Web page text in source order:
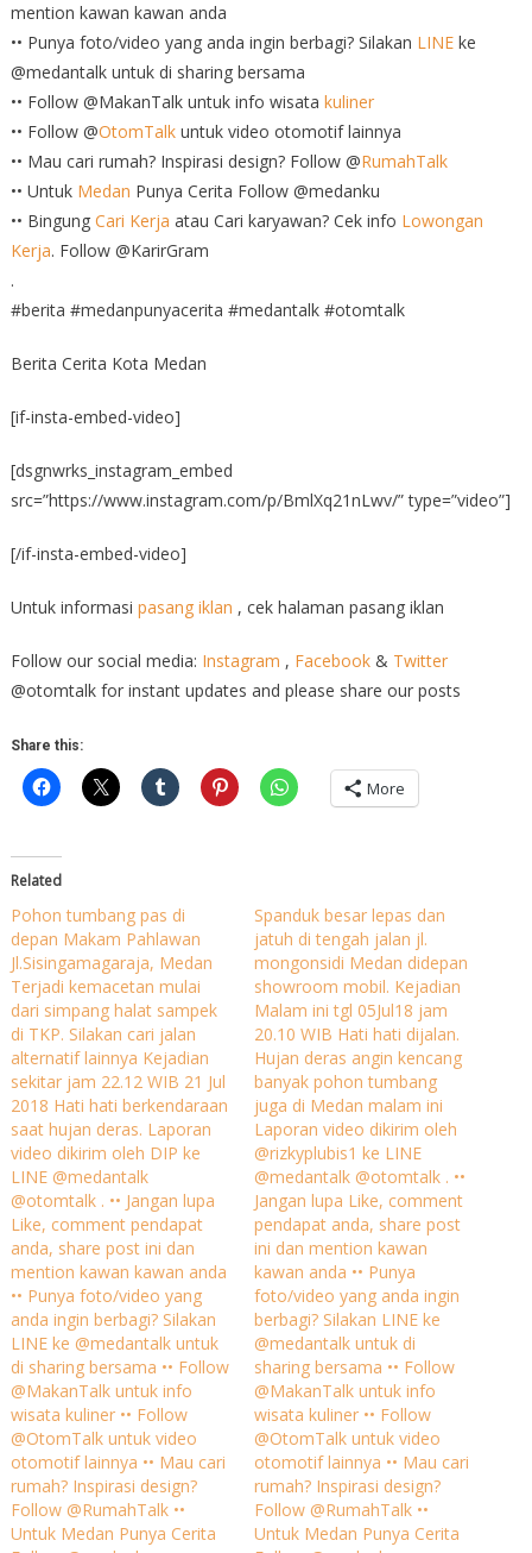
mention kawan kawan anda
•• Punya foto/video yang anda ingin berbagi? Silakan LINEke
@medantalk untuk di sharing bersama
•• Follow @MakanTalk untuk info wisata kuliner
•• Follow @OtomTalkuntuk video otomotif lainnya
•• Mau cari rumah? Inspirasi design? Follow @RumahTalk
•• Untuk Medan Punya Cerita Follow @medanku
•• Bingung Cari Kerja atau Cari karyawan? Cek info Lowongan
Kerja. Follow @KarirGram
.
#berita #medanpunyacerita #medantalk #otomtalk
Berita Cerita Kota Medan
[if-insta-embed-video]
[dsgnwrks_instagram_embed
src=”https://www.instagram.com/p/BmlXq21nLwv/” type=”video”]
[/if-insta-embed-video]
Untuk informasi pasang iklan , cek halaman pasang iklan
Follow our social media: Instagram , Facebook& Twitter
@otomtalk for instant updates and please share our posts
Share this:
More
Related
Pohon tumbang pas di
depan Makam Pahlawan
Jl.Sisingamagaraja, Medan
Terjadi kemacetan mulai
dari simpang halat sampek
di TKP. Silakan cari jalan
alternatif lainnya Kejadian
sekitar jam 22.12 WIB 21 Jul
2018 Hati hati berkendaraan
saat hujan deras. Laporan
video dikirim oleh DIP ke
LINE @medantalk
@otomtalk . •• Jangan lupa
Like, comment pendapat
anda, share post ini dan
mention kawan kawan anda
•• Punya foto/video yang
anda ingin berbagi? Silakan
LINE ke @medantalk untuk
di sharing bersama •• Follow
@MakanTalk untuk info
wisata kuliner •• Follow
@OtomTalk untuk video
otomotif lainnya •• Mau cari
rumah? Inspirasi design?
Follow @RumahTalk ••
Untuk Medan Punya Cerita
Spanduk besar lepas dan
jatuh di tengah jalan jl.
mongonsidi Medan didepan
showroom mobil. Kejadian
Malam ini tgl 05Jul18 jam
20.10 WIB Hati hati dijalan.
Hujan deras angin kencang
banyak pohon tumbang
juga di Medan malam ini
Laporan video dikirim oleh
@rizkyplubis1 ke LINE
@medantalk @otomtalk . ••
Jangan lupa Like, comment
pendapat anda, share post
ini dan mention kawan
kawan anda •• Punya
foto/video yang anda ingin
berbagi? Silakan LINE ke
@medantalk untuk di
sharing bersama •• Follow
@MakanTalk untuk info
wisata kuliner •• Follow
@OtomTalk untuk video
otomotif lainnya •• Mau cari
rumah? Inspirasi design?
Follow @RumahTalk ••
Untuk Medan Punya Cerita